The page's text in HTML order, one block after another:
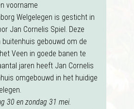
voorname
Welgelegen is gesticht in
Jan Cornelis Spiel. Deze
gebouwd om de
Veen in goede banen te
jaren heeft Jan Cornelis
omgebouwd in het huidige
30 en zondag 31 mei.